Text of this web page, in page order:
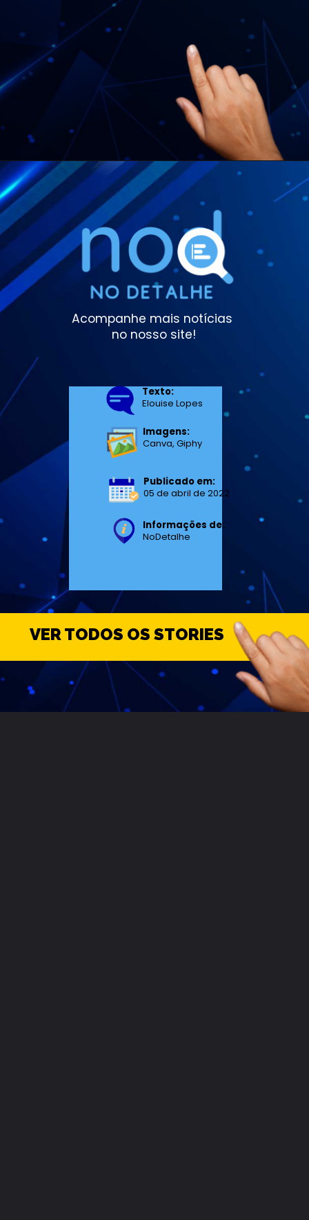
CONFERIR
Acompanhe mais notícias
no nosso site!
VER TODOS OS STORIES
Texto:
Elouise Lopes
Imagens:
Canva, Giphy
Publicado em:
05 de abril de 2022
Informações de:
NoDetalhe